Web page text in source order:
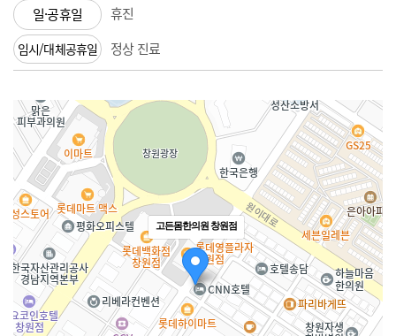
일·공휴일
휴진
임시/대체공휴일 정상 진료
고든몸한의원 창원점